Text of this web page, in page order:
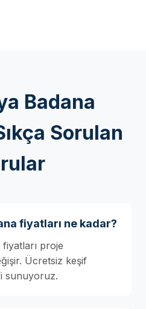
Badana
Sorulan
fiyatları ne kadar?
proje
Ücretsiz keşif
sunuyoruz.